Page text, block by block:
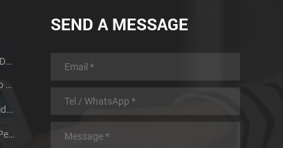
GUIA DE DESIGN E VANTAGENS DA MIM PARTS
Processo De Tratamento Térmico Do Metal Da Metalurgia Do Pó
Dois Fatores Que Afetam A Qualidade De Sinterização De Produtos De Metalurgia Do Pó
Nossa Pesquisa E Aplicação De Peças De Moldagem Por Injeção De Metal De Tamanho Grande
SEND A MESSAGE